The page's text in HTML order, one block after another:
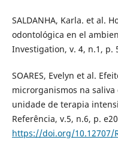
SALDANHA, Karla. et al.
odontológica en el
Investigation, v. 4, n.1, p.
SOARES, Evelyn et al.
microrganismos na
unidade de terapia
Referência, v.5, n.6, p.
https://doi.org/10.12707/